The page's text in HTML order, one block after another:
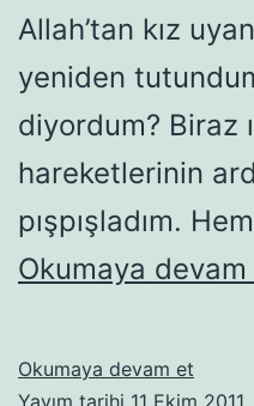
Allah’tan kız
yeniden
diyordum? Biraz
hareketlerinin
pışpışladım.
Okumaya
Okumaya devam et
bir
Yayım tarihi 11 Ekim 2011